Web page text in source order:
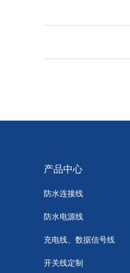
产品中心
防水连接线
防水电源线
充电线、数据信号线
开关线定制